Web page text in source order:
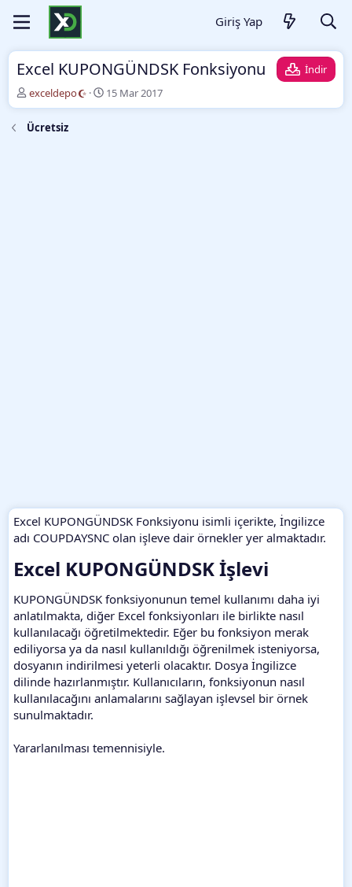
Giriş Yap
Excel KUPONGÜNDSK Fonksiyonu
İndir
Y
a
z
a
exceldepo
O
l
15 Mar 2017
Ücretsiz
Excel KUPONGÜNDSK Fonksiyonu isimli içerikte, İngilizce
adı COUPDAYSNC olan işleve dair örnekler yer almaktadır.
Excel KUPONGÜNDSK İşlevi​
KUPONGÜNDSK fonksiyonunun temel kullanımı daha iyi
anlatılmakta, diğer Excel fonksiyonları ile birlikte nasıl
kullanılacağı öğretilmektedir. Eğer bu fonksiyon merak
ediliyorsa ya da nasıl kullanıldığı öğrenilmek isteniyorsa,
dosyanın indirilmesi yeterli olacaktır. Dosya İngilizce
dilinde hazırlanmıştır. Kullanıcıların, fonksiyonun nasıl
kullanılacağını anlamalarını sağlayan işlevsel bir örnek
sunulmaktadır.
Yararlanılması temennisiyle.